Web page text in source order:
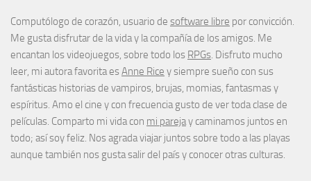
Computólogo de corazón, usuario de software libre por convicción.
Me gusta disfrutar de la vida y la compañía de los amigos. Me
encantan los videojuegos, sobre todo los RPGs. Disfruto mucho
leer, mi autora favorita esAnne Rice y siempre sueño con sus
fantásticas historias de vampiros, brujas, momias, fantasmas y
espíritus. Amo el cine y con frecuencia gusto de ver toda clase de
películas. Comparto mi vida con mi parejay caminamos juntos en
todo; así soy feliz. Nos agrada viajar juntos sobre todo a las playas
aunque también nos gusta salir del país y conocer otras culturas.